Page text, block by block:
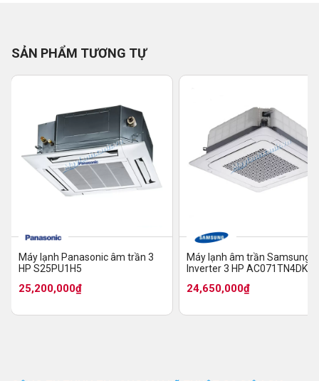
SẢN PHẨM TƯƠNG TỰ
Máy lạnh Panasonic âm trần 3
HP S25PU1H5
25,200,000₫
Máy lạnh âm trần Samsung
Inverter 3 HP
24,650,000₫